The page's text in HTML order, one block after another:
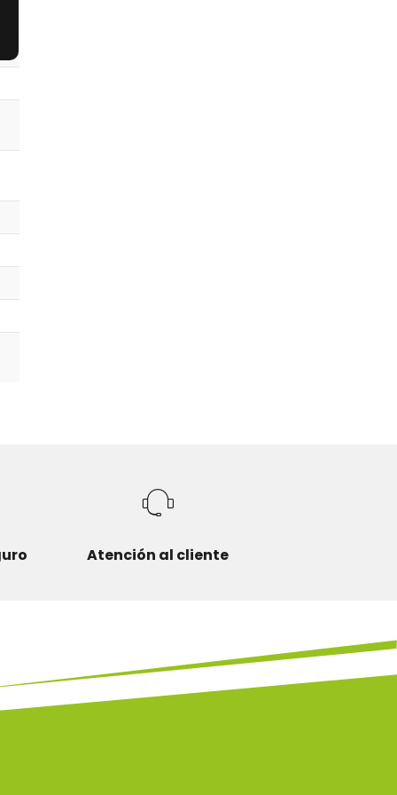
Atención al cliente